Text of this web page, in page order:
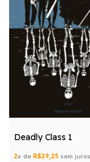
Deadly Class 1
2x de R$29,25 sem juros